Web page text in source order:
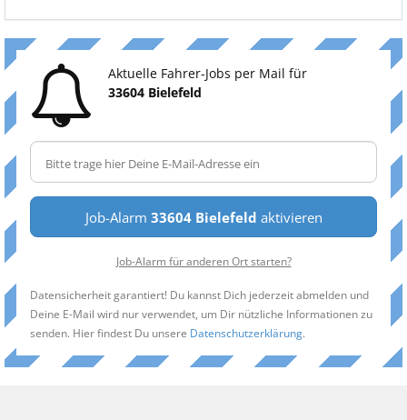
Aktuelle Fahrer-Jobs per Mail für
33604 Bielefeld
Job-Alarm 33604 Bielefeld aktivieren
Job-Alarm für anderen Ort starten?
Datensicherheit garantiert! Du kannst Dich jederzeit abmelden und
Deine E-Mail wird nur verwendet, um Dir nützliche Informationen zu
senden. Hier findest Du unsere Datenschutzerklärung.